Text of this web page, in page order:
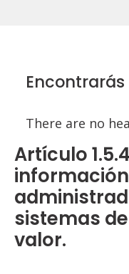
There are no
Artículo
sistemas
valor.